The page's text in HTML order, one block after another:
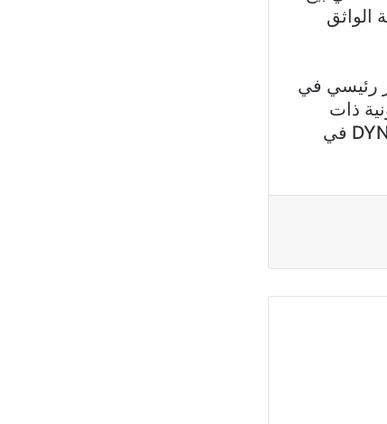
الواثق
عام 2011 وهي الان مركز رئيسي في
ذات
العلامات التجارية العالمية، وهي الان الموزع المعتمد لأجهزة DYNABOOK في